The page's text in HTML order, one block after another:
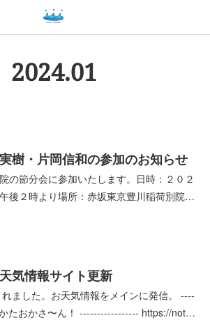
2024.01
樹・片岡信和の参加のお知らせ
の節分会に参加いたします。日時：２０２
後２時より場所：赤坂東京豊川稲荷別院…
気情報サイト更新
ました。お天気情報をメインに発信。 ----
たおかさ〜ん！ ----------------- https://not…